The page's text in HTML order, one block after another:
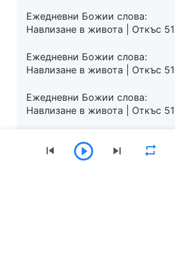
Ежедневни Божии слова:
Навлизане в живота | Откъс
Ежедневни Божии слова:
Навлизане в живота | Откъс
Ежедневни Божии слова:
Навлизане в живота | Откъс
Навлизане в живота | Откъс 518